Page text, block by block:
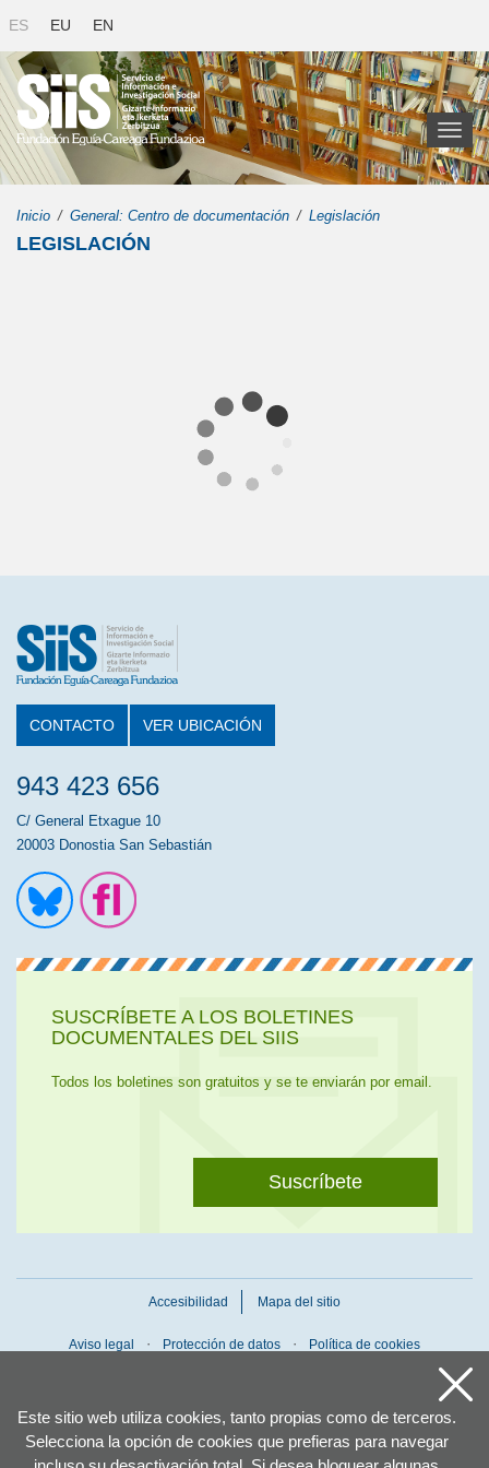
Este sitio web utiliza cookies, tanto propias como de terceros.
Selecciona la opción de cookies que prefieras para navegar
ES EU EN
Toggle
Inicio General: Centro de documentación Legislación
LEGISLACIÓN
CONTACTO VER UBICACIÓN
943 423 656
C/ General Etxague 10
20003 Donostia San Sebastián
SUSCRÍBETE A LOS BOLETINES
DOCUMENTALES DEL SIIS
Todos los boletines son gratuitos y se te enviarán por email.
Suscríbete
Accesibilidad Mapa del sitio
Aviso legal Protección de datos Política de cookies